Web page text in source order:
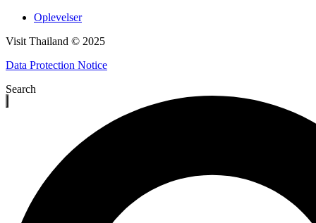
Oplevelser
Visit Thailand © 2025
Data Protection Notice
Search